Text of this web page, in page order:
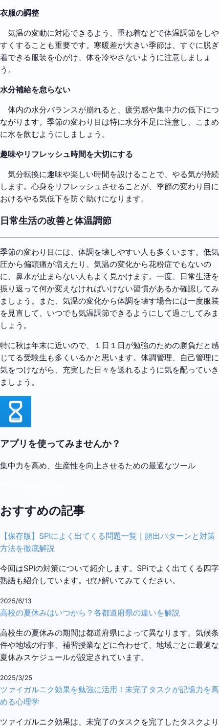
衣服の調整
気温の変動に対応できるよう、重ね着などで体温調節をしや
すくすることも重要です。寒暖差が大きい季節は、すぐに脱ぎ
着できる服装を心がけ、体を冷やさないように注意しましょ
う。
水分補給を怠らない
体内の水分バランスが崩れると、疲労感や集中力の低下につ
ながります。季節の変わり目は特に水分不足に注意し、こまめ
に水を飲むようにしましょう。
趣味やリフレッシュ時間を大切にする
気分転換に趣味や楽しい時間を設けることで、やる気が持続
します。心身をリフレッシュさせることが、季節の変わり目に
おけるやる気低下を防ぐ助けになります。
日常生活の改善と体温調節
季節の変わり目には、体調を壊しやすい人も多くいます。低気
圧から偏頭痛が増えたり、気温の変化から花粉症でもないの
に、鼻水が止まらない人もよく見かけます。一度、日常生活を
振り返って何か変えなければいけない習慣があるか確認してみ
ましょう。また、気温の変化から体調を壊す場合には一度服装
を見直して、いつでも気温調節できるようにして過ごしてみま
しょう。
特に秋は年末に近いので、１日１日が勉強のための勝負だと感
じてる受験生も多くいるかと思います。体調管理、自己管理に
気をつけながら、充実した日々を送れるように気を配っていき
ましょう。
アプリを使ってみませんか？
集中力を高め、生産性を向上させるための最適なツール
おすすめの記事
【保存版】SPIによく出てくる問題一覧｜頻出パターンと対策
方法を徹底解説
今回はSPIの対策について紹介します。SPiでよく出てくる四字
熟語も紹介しています。ぜひ解いてみてください。
2025/6/13
高校の夏休みはいつから？各都道府県の違いを解説
高校生の夏休みの期間は都道府県によって異なります。気候条
件や地域の行事、補習授業などに合わせて、地域ごとに最適な
夏休みスケジュールが設定されています。
2025/3/25
ツァイガルニク効果を勉強に活用！未完了タスクが記憶力を高
める心理学
ツァイガルニク効果は、未完了のタスクを完了したタスクより